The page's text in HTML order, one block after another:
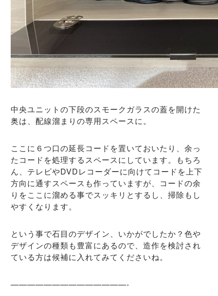
中央ユニットの下段のスモークガラスの蓋を開けた
奥は、配線溜まりの専用スペースに。
ここに６つ口の延長コードを置いておいたり、余っ
たコードを処理するスペースにしています。もちろ
ん、テレビやDVDレコーダーに向けてコードを上下
方向に通すスペースも作っていますが、コードの余
りをここに溜める事でスッキリとするし、掃除もし
やすくなります。
という事で石目のデザイン、いかがでしたか？色や
デザインの種類も豊富にあるので、造作を検討され
ている方は候補に入れてみてくださいね。
——————————————-